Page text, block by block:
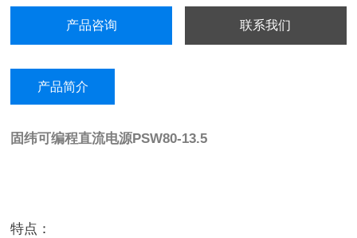
产品咨询 联系我们
产品简介
固纬可编程直流电源PSW80-13.5
特点：